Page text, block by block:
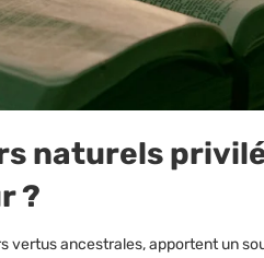
naturels
?
vertus ancestrales, apportent un